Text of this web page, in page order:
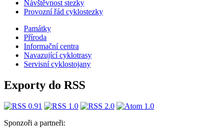
Návštěvnost stezky
Provozní řád cyklostezky
Památky
Příroda
Informační centra
​​Navazující cyklotrasy
Servisní cyklostojany
Exporty do RSS
Sponzoři a partneři: